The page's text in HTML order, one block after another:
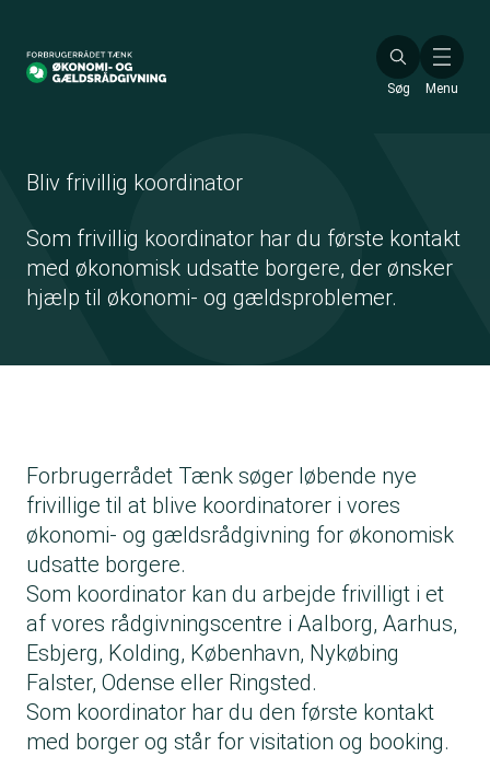
hovedindhold
Søg Menu
Bliv frivillig koordinator
Som frivillig koordinator har du første kontakt
med økonomisk udsatte borgere, der ønsker
hjælp til økonomi- og gældsproblemer.
Forbrugerrådet Tænk søger løbende nye
frivillige til at blive koordinatorer i vores
økonomi- og gældsrådgivning for økonomisk
udsatte borgere.
Som koordinator kan du arbejde frivilligt i et
af vores rådgivningscentre i Aalborg, Aarhus,
Esbjerg, Kolding, København, Nykøbing
Falster, Odense eller Ringsted.
Som koordinator har du den første kontakt
med borger og står for visitation og booking.